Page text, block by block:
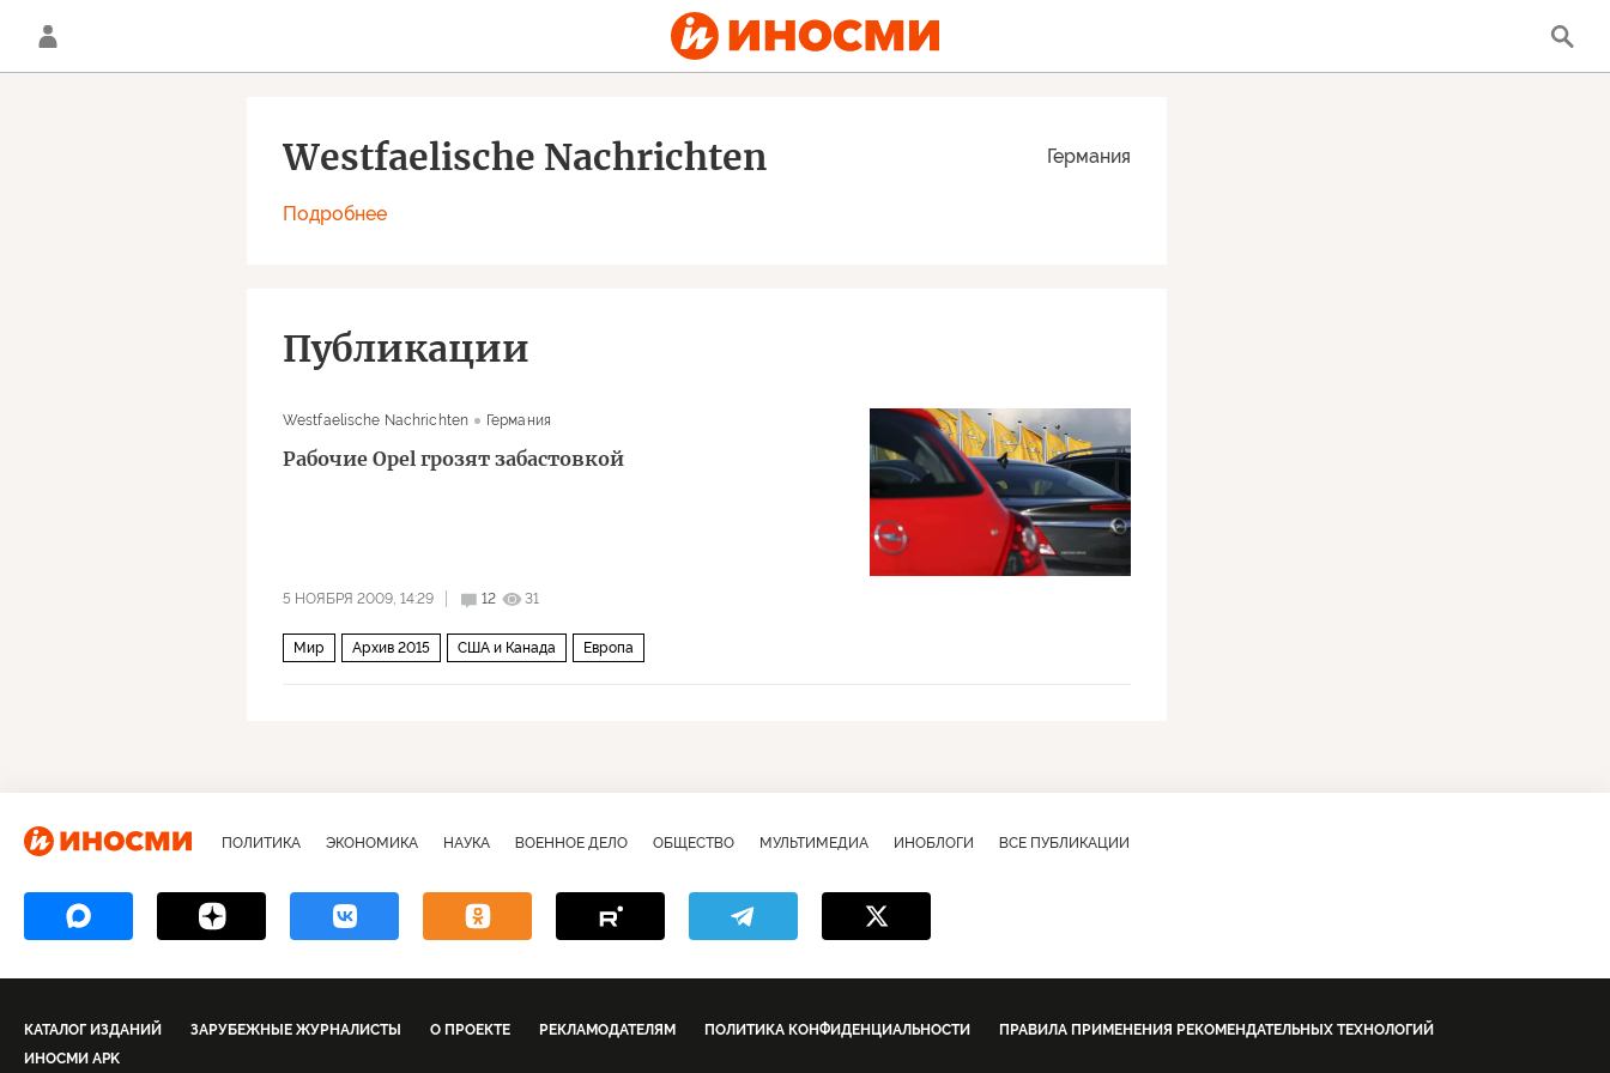
Германия
Westfaelische Nachrichten
Подробнее
Публикации
Westfaelische Nachrichten Германия
Рабочие Opel грозят забастовкой
5 НОЯБРЯ 2009, 14:29 12 31
Мир Архив 2015 США и Канада Европа
ПОЛИТИКА ЭКОНОМИКА НАУКА ВОЕННОЕ ДЕЛО ОБЩЕСТВО МУЛЬТИМЕДИА ИНОБЛОГИ ВСЕ ПУБЛИКАЦИИ
КАТАЛОГ ИЗДАНИЙ ЗАРУБЕЖНЫЕ ЖУРНАЛИСТЫ О ПРОЕКТЕ РЕКЛАМОДАТЕЛЯМ ПОЛИТИКА КОНФИДЕНЦИАЛЬНОСТИ
ПРАВИЛА ПРИМЕНЕНИЯ РЕКОМЕНДАТЕЛЬНЫХ ТЕХНОЛОГИЙ
ИНОСМИ APK